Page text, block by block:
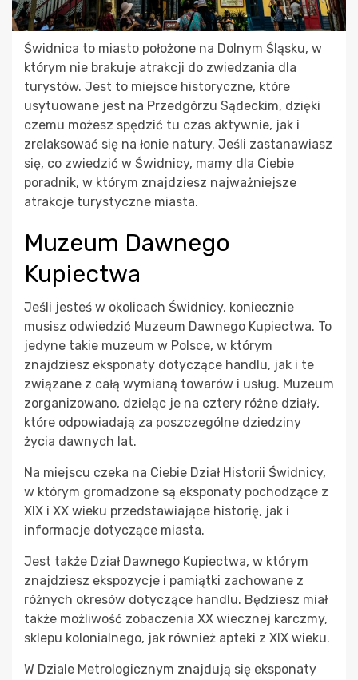
Świdnica to miasto położone na Dolnym Śląsku, w
którym nie brakuje atrakcji do zwiedzania dla
turystów. Jest to miejsce historyczne, które
usytuowane jest na Przedgórzu Sądeckim, dzięki
czemu możesz spędzić tu czas aktywnie, jak i
zrelaksować się na łonie natury. Jeśli zastanawiasz
się, co zwiedzić w Świdnicy, mamy dla Ciebie
poradnik, w którym znajdziesz najważniejsze
atrakcje turystyczne miasta.
Muzeum Dawnego
Kupiectwa
Jeśli jesteś w okolicach Świdnicy, koniecznie
musisz odwiedzić Muzeum Dawnego Kupiectwa. To
jedyne takie muzeum w Polsce, w którym
znajdziesz eksponaty dotyczące handlu, jak i te
związane z całą wymianą towarów i usług. Muzeum
zorganizowano, dzieląc je na cztery różne działy,
które odpowiadają za poszczególne dziedziny
życia dawnych lat.
Na miejscu czeka na Ciebie Dział Historii Świdnicy,
w którym gromadzone są eksponaty pochodzące z
XIX i XX wieku przedstawiające historię, jak i
informacje dotyczące miasta.
Jest także Dział Dawnego Kupiectwa, w którym
znajdziesz ekspozycje i pamiątki zachowane z
różnych okresów dotyczące handlu. Będziesz miał
także możliwość zobaczenia XX wiecznej karczmy,
sklepu kolonialnego, jak również apteki z XIX wieku.
W Dziale Metrologicznym znajdują się eksponaty